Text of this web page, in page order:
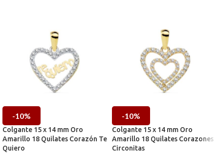
-10%
Colgante 15 x 14 mm Oro
Amarillo 18 Quilates Corazón Te
Quiero
-10%
Colgante 15 x 14 mm Oro
Amarillo 18 Quilates Corazones
Circonitas